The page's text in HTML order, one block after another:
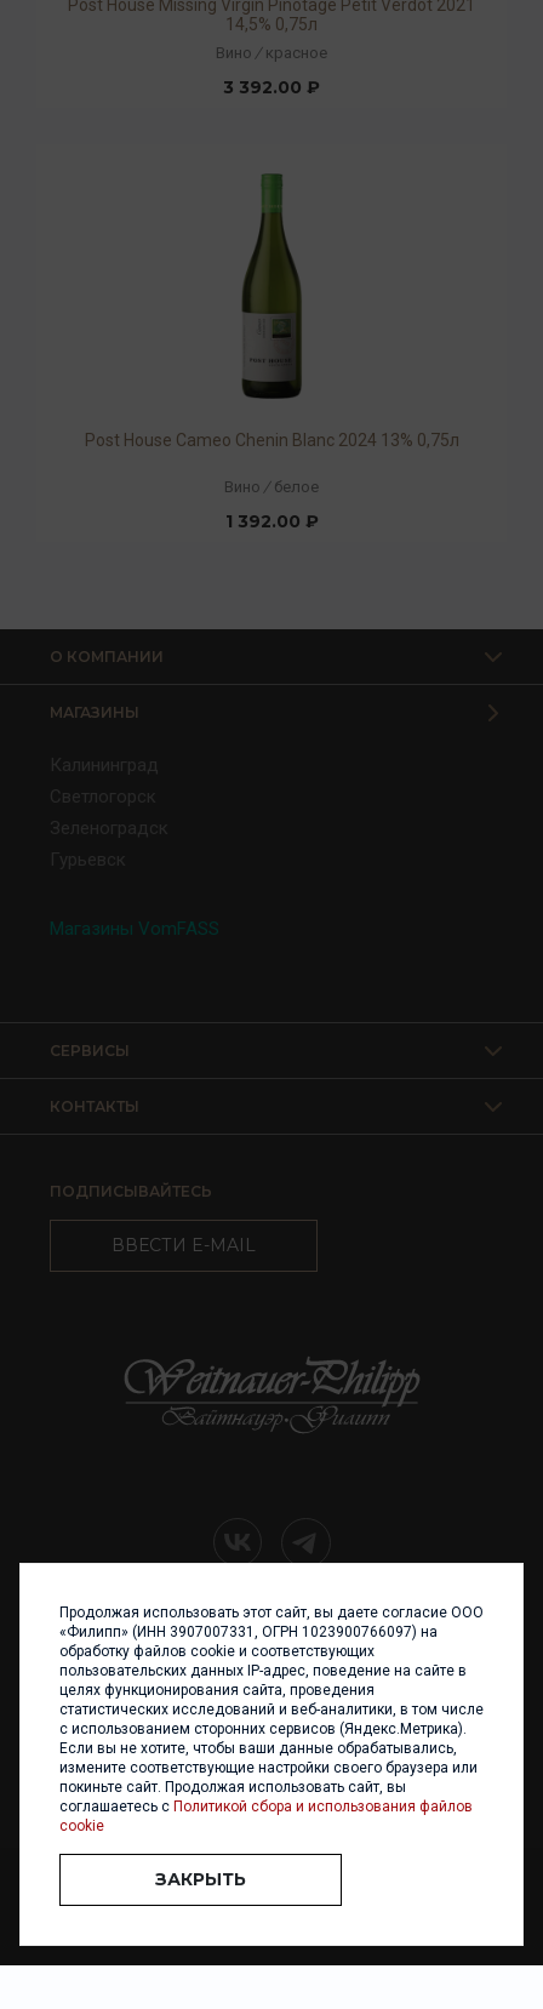
Post House Missing Virgin Pinotage Petit Verdot 2021
14,5% 0,75л
Вино / красное
3 392.00 ₽
Post House Cameo Chenin Blanc 2024 13% 0,75л
Вино / белое
1 392.00 ₽
О КОМПАНИИ
МАГАЗИНЫ
Калининград
Светлогорск
Зеленоградск
Гурьевск
Магазины VomFASS
КОНТАКТЫ
СЕРВИСЫ
ПОДПИСЫВАЙТЕСЬ
ВВЕСТИ E-MAIL
+7 (4012) 960 898
236017 Калининград,
ул. Каштановая аллея, 47
Телефон: +7 4012 960 898,
+7 4012 960 856
Написать нам
ООО «ФИЛИПП» © 2013 - 2026. Все права защищены
Разработка и
Продолжая использовать этот сайт, вы даете согласие ООО
«Филипп» (ИНН 3907007331, ОГРН 1023900766097) на
обработку файлов cookie и соответствующих
пользовательских данных IP-адрес, поведение на сайте в
целях функционирования сайта, проведения
статистических исследований и веб-аналитики, в том числе
с использованием сторонних сервисов (Яндекс.Метрика).
Если вы не хотите, чтобы ваши данные обрабатывались,
измените соответствующие настройки своего браузера или
покиньте сайт. Продолжая использовать сайт, вы
соглашаетесь с Политикой сбора и использования файлов
cookie
ЗАКРЫТЬ